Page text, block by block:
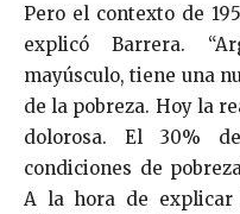
Pero el contexto de
explicó Barrera. “
mayúsculo, tiene una
de la pobreza. Hoy la
dolorosa. El 30%
condiciones de
A la hora de explicar